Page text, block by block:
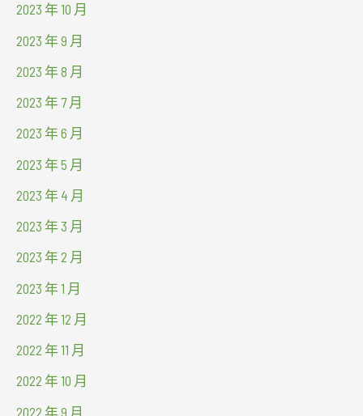
2023 年 10 月
2023 年 9 月
2023 年 8 月
2023 年 7 月
2023 年 6 月
2023 年 5 月
2023 年 4 月
2023 年 3 月
2023 年 2 月
2023 年 1 月
2022 年 12 月
2022 年 11 月
2022 年 10 月
2022 年 9 月